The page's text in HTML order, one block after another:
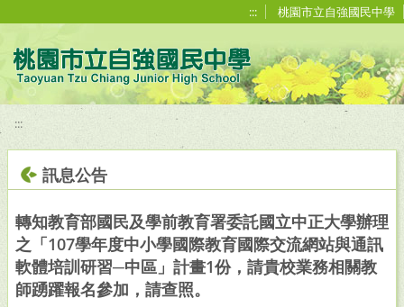
::: 桃園市立自強國民中學
:::
訊息公告
轉知教育部國民及學前教育署委託國立中正大學辦理
之「107學年度中小學國際教育國際交流網站與通訊
軟體培訓研習─中區」計畫1份，請貴校業務相關教
師踴躍報名參加，請查照。